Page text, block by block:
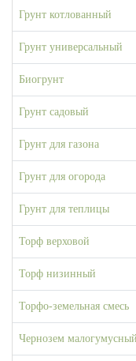
Грунт котлованный
Грунт универсальный
Биогрунт
Грунт садовый
Грунт для газона
Грунт для огорода
Грунт для теплицы
Торф верховой
Торф низинный
Торфо-земельная смесь
Чернозем малогумусный